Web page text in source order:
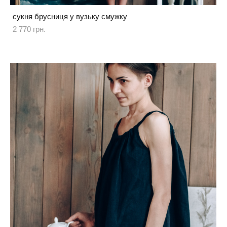
сукня брусниця у вузьку смужку
2 770 грн.